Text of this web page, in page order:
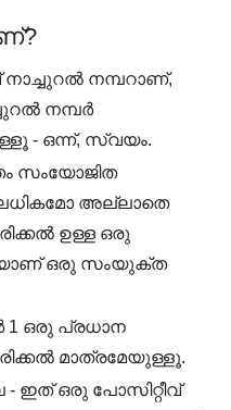
നാച്ചുറൽ നമ്പറാണ്,
നമ്പർ
- ഒന്ന്, സ്വയം.
സംയോജിത
അല്ലാതെ
ഉള്ള ഒരു
ഒരു സംയുക്ത
1 ഒരു പ്രധാന
മാത്രമേയുള്ളൂ.
ഇത് ഒരു പോസിറ്റീവ്